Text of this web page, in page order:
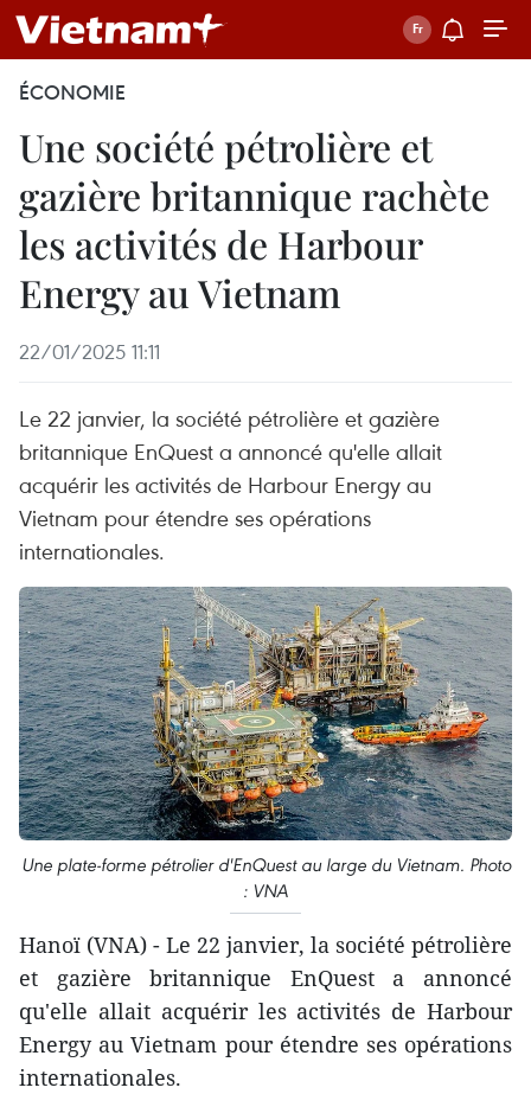
ÉCONOMIE
Une société pétrolière et
gazière britannique rachète
les activités de Harbour
Energy au Vietnam
22/01/2025 11:11
Le 22 janvier, la société pétrolière et gazière
britannique EnQuest a annoncé qu'elle allait
acquérir les activités de Harbour Energy au
Vietnam pour étendre ses opérations
internationales.
Une plate-forme pétrolier d'EnQuest au large du Vietnam. Photo
: VNA
Hanoï (VNA) - Le 22 janvier, la société pétrolière
et gazière britannique EnQuest a annoncé
qu'elle allait acquérir les activités de Harbour
Energy au Vietnam pour étendre ses opérations
internationales.